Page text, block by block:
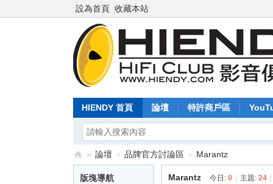
設為首頁 收藏本站
HIENDY 首頁 論壇 特許商戶區
Hi
» 論壇 › 品牌官方討論區 › Marantz
版塊導航 Marantz 今日: 0 主題: 24